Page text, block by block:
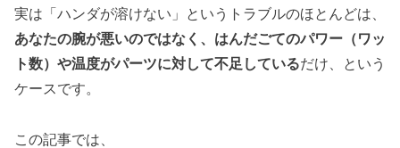
実は「ハンダが溶けない」というトラブルのほとんどは、
あなたの腕が悪いのではなく、はんだごてのパワー（ワッ
ト数）や温度がパーツに対して不足しているだけ、という
ケースです。
この記事では、